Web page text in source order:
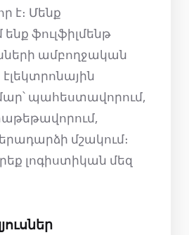
է։ Մենք
ֆուլֆիլմենթ
ամբողջական
պահեստավորում,
մշակում։
լոգիստիկան մեզ